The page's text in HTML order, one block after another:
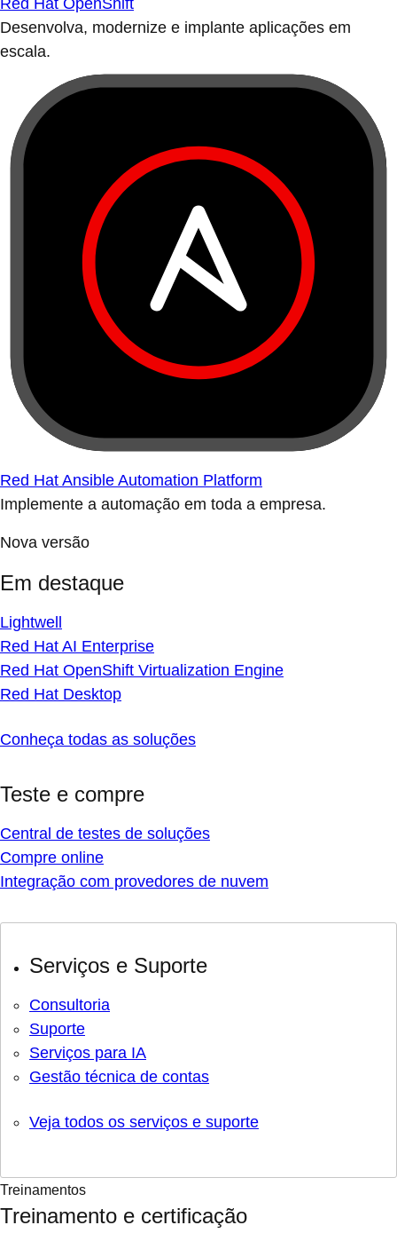
Red Hat OpenShift
Desenvolva, modernize e implante aplicações em
escala.
Red Hat Ansible Automation Platform
Implemente a automação em toda a empresa.
Nova versão
Em destaque
Lightwell
Red Hat AI Enterprise
Red Hat OpenShift Virtualization Engine
Red Hat Desktop
Conheça todas as soluções
Teste e compre
Central de testes de soluções
Compre online
Integração com provedores de nuvem
Serviços e Suporte
Consultoria
Suporte
Serviços para IA
Gestão técnica de contas
Veja todos os serviços e suporte
Treinamentos
Treinamento e certificação